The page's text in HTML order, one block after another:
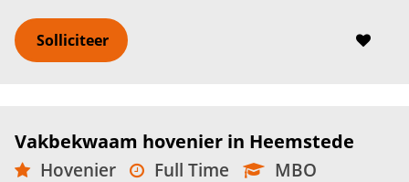
Solliciteer
Vakbekwaam hovenier in Heemstede
Hovenier Full Time
MBO